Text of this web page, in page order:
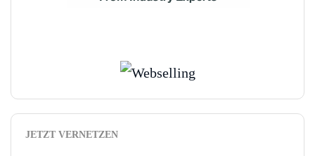
JETZT VERNETZEN